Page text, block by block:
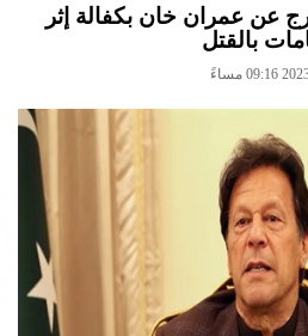
عن عمران خان بكفالة إثر
بالقتل